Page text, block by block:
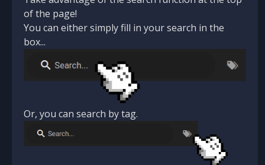
of the page!
You can either simply fill in your search in the
box...
Or, you can search by tag.